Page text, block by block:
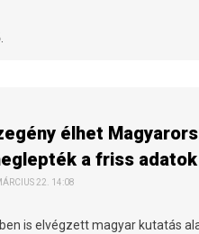
élhet
a friss adatok
22. 14:08
is elvégzett magyar kutatás